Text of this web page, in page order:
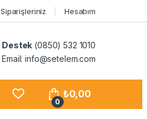
Siparişleriniz Hesabım
Destek (0850) 532 1010
Email: info@setelem.com
0
₺0,00